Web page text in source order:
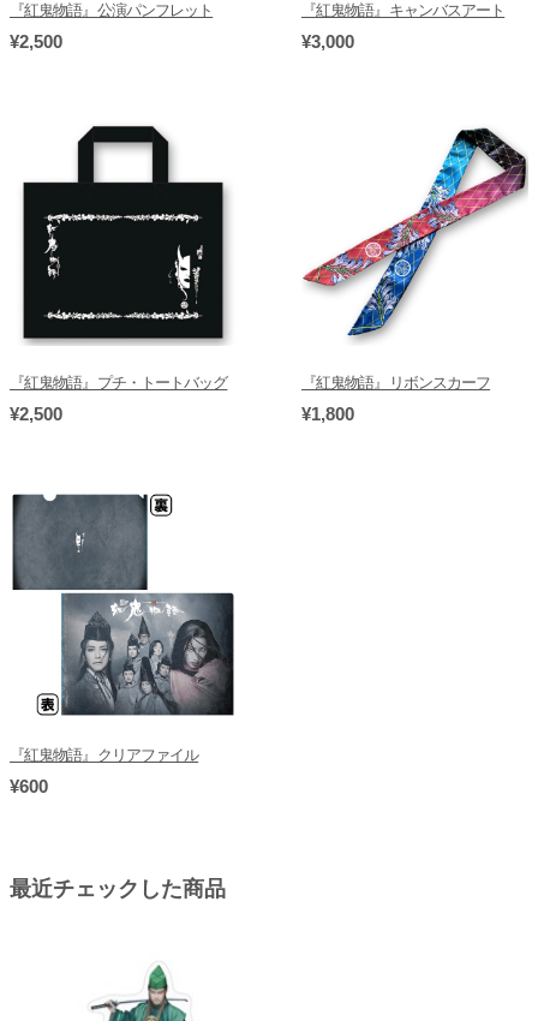
『紅鬼物語』公演パンフレット
¥2,500
『紅鬼物語』キャンバスアート
¥3,000
『紅鬼物語』プチ・トートバッグ
¥2,500
『紅鬼物語』リボンスカーフ
¥1,800
『紅鬼物語』クリアファイル
¥600
最近チェックした商品